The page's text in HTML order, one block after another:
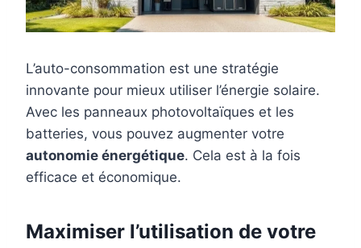
L’auto-consommation est une stratégie
innovante pour mieux utiliser l’énergie solaire.
Avec les panneaux photovoltaïques et les
batteries, vous pouvez augmenter votre
autonomie énergétique. Cela est à la fois
efficace et économique.
Maximiser l’utilisation de votre